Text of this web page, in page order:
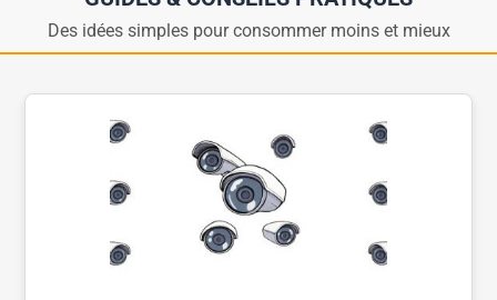
Des idées simples pour consommer moins et mieux